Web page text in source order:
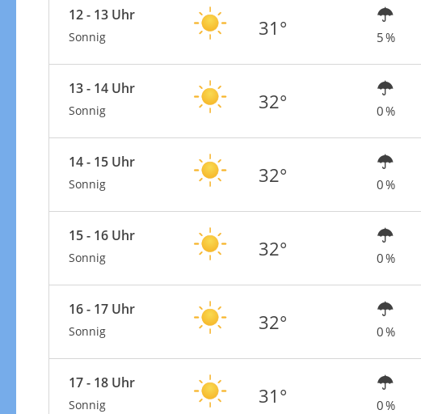
12 - 13 Uhr
Sonnig 31° 5 %
13 - 14 Uhr
Sonnig 32° 0 %
14 - 15 Uhr
Sonnig 32° 0 %
15 - 16 Uhr
Sonnig 32° 0 %
16 - 17 Uhr
Sonnig 32° 0 %
17 - 18 Uhr
Sonnig 31° 0 %